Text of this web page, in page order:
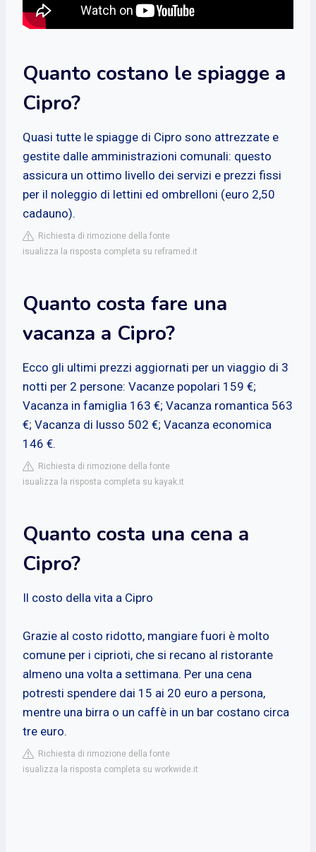
Quanto costano le spiagge a
Cipro?
Quasi tutte le spiagge di Cipro sono attrezzate e
gestite dalle amministrazioni comunali: questo
assicura un ottimo livello dei servizi e prezzi fissi
per il noleggio di lettini ed ombrelloni (euro 2,50
cadauno).
Richiesta di rimozione della fonte
isualizza la risposta completa su reframed.it
Quanto costa fare una
vacanza a Cipro?
Ecco gli ultimi prezzi aggiornati per un viaggio di 3
notti per 2 persone: Vacanze popolari 159 €;
Vacanza in famiglia 163 €; Vacanza romantica 563
€; Vacanza di lusso 502 €; Vacanza economica
146 €.
Richiesta di rimozione della fonte
isualizza la risposta completa su kayak.it
Quanto costa una cena a
Cipro?
Il costo della vita a Cipro
Grazie al costo ridotto, mangiare fuori è molto
comune per i ciprioti, che si recano al ristorante
almeno una volta a settimana. Per una cena
potresti spendere dai 15 ai 20 euro a persona,
mentre una birra o un caffè in un bar costano circa
tre euro.
Richiesta di rimozione della fonte
isualizza la risposta completa su workwide.it